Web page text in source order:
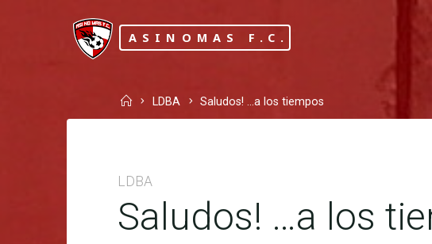
ASINOMAS F.C.
HomeLDBA Saludos! …a los tiempos
LDBA
Saludos! …a los